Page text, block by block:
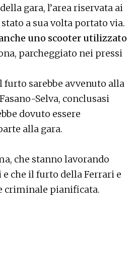
gara, l’area riservata ai
a sua volta portato via.
uno scooter utilizzato
parcheggiato nei pressi
furto sarebbe avvenuto alla
Selva, conclusasi
dovuto essere
alla gara.
che stanno lavorando
che il furto della Ferrari e
criminale pianificata.